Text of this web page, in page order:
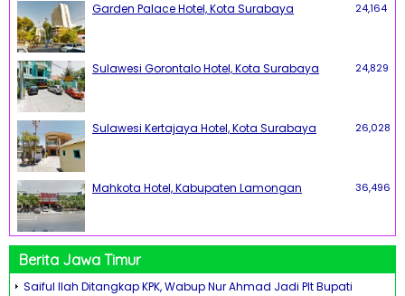
Garden Palace Hotel, Kota Surabaya 24,164
Sulawesi Gorontalo Hotel, Kota Surabaya 24,829
Sulawesi Kertajaya Hotel, Kota Surabaya 26,028
Mahkota Hotel, Kabupaten Lamongan 36,496
Berita Jawa Timur
Saiful Ilah Ditangkap KPK, Wabup Nur Ahmad Jadi Plt Bupati